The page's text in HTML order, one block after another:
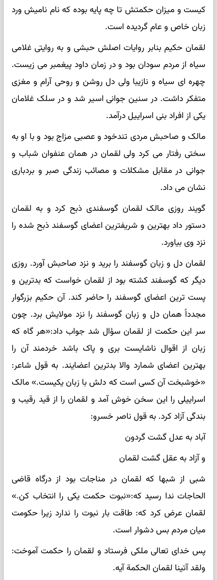
کیست و میزان حکمتش تا چه پایه بوده که نام نامیش ورد
زبان خاص و عام گردیده است.
لقمان حکیم بنابر روایات اصلش حبشی و به روایتی غلامی
سیاه از مردم سودان بود و در زمان داود پیغمبر می زیست.
چهره ای سیاه و نازیبا ولی دل روشن و روحی آرام و مغزی
متفکر داشت. در سنین جوانی اسیر شد و در سلک غلامان
یکی از افراد بنی اسراییل درآمد.
مالک و صاحبش مردی تندخود و عصبی مزاج بود و با او به
سختی رفتار می کرد ولی لقمان در همان عنفوان شباب و
جوانی در مقابل مشکلات و مصائب زندگی صبر و بردباری
نشان می داد.
گویند روزی مالک لقمان گوسفندی ذبح کرد و به لقمان
دستور داد بهترین و شریفترین اعضای گوسفند ذبح شده را
نزد وی بیاورد.
لقمان دل و زبان گوسفند را برید و نزد صاحبش آورد. روزی
دیگر که گوسفند کشته بود از لقمان خواست که بدترین و
پست ترین اعضای گوسفند را حاضر کند. آن حکیم بزرگوار
مجدداً همان دل و زبان گوسفند را نزد مولایش برد. چون
سر این حکمت از لقمان سؤال شد جواب داد:«هر گاه که
زبان از اقوال ناشایست بری و پاک باشد خردمند آن را
بهترین اعضای شمارد والا بدترین اعضایند. به قول شاعر:
«خوشبخت آن کسی است که دلش با زبان یکیست.» مالک
اسراییلی را این سخن خوش آمد و لقمان را از قید رقیب و
بندگی آزاد کرد. به قول ناصر خسرو:
آباد به عدل گشت گردون
و آزاد به عقل گشت لقمان
شبی از شبها که لقمان در مناجات بود از درگاه قاضی
الحاجات ندا رسید که:«نبوت حکمت یکی را انتخاب کن.»
لقمان عرض کرد که: طاقت بار نبوت را ندارد زیرا حکومت
میان مردم بس دشوار است.
پس خدای تعالی ملکی فرستاد و لقمان را حکمت آموخت:
ولقد آتینا لقمان الحکمة آیه.